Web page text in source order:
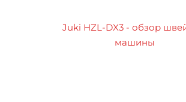
Juki HZL-DX3 - обзор
машины